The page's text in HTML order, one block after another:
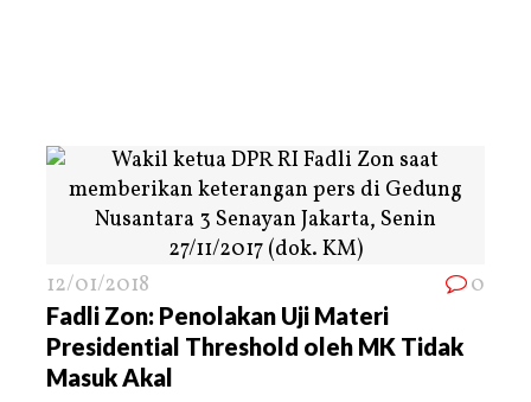
12/01/2018 0
Fadli Zon: Penolakan Uji Materi
Presidential Threshold oleh MK Tidak
Masuk Akal